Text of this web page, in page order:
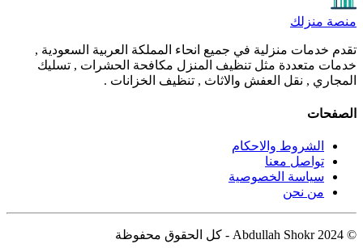
منصة منزلك
تقدم خدمات منزلية في جميع انحاء المملكة العربية السعودية ,
خدمات متعددة مثل تنظيف المنزل مكافحة الحشرات , تسليك
المجاري , نقل العفش والاثاث , تنظيف الخزانات .
الصفحات
الشروط والاحكام
تواصل معنا
سياسة الخصوصية
من نحن
© Abdullah Shokr 2024 - كل الحقوق محفوظة